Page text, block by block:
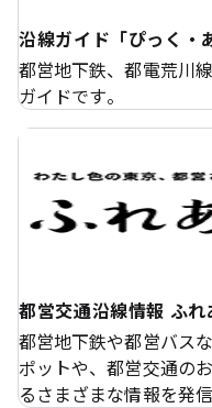
沿線ガイド「ぴっく・
都営地下鉄、都電荒川
ガイドです。
都営交通沿線情報 ふ
都営地下鉄や都営バス
ポットや、都営交通の
るさまざまな情報を発